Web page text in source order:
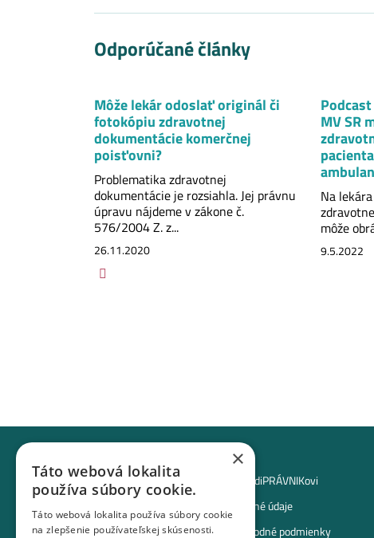
Odporúčané články
Môže lekár odoslať originál či
fotokópiu zdravotnej
dokumentácie komerčnej
poisťovni?
Problematika zdravotnej
dokumentácie je rozsiahla. Jej právnu
úpravu nájdeme v zákone č.
576/2004 Z. z...
26.11.2020
MV SR
Na
môže
9.5.2022
Potrebujete poradiť?
O mediPRÁVNIKovi
Osobné údaje
Obchodné podmienky
×
Táto webová lokalita
používa súbory cookie.
Táto webová lokalita používa súbory cookie
na zlepšenie používateľskej skúsenosti.